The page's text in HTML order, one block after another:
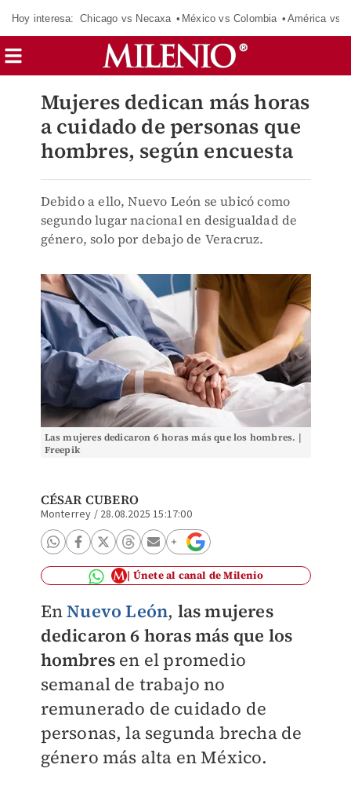
Hoy interesa: Chicago vs Necaxa México vs Colombia América vs
Mujeres dedican más horas
a cuidado de personas que
hombres, según encuesta
Debido a ello, Nuevo León se ubicó como
segundo lugar nacional en desigualdad de
género, solo por debajo de Veracruz.
Las mujeres dedicaron 6 horas más que los hombres. |
Freepik
CÉSAR CUBERO
Monterrey / 28.08.2025 15:17:00
Únete al canal de Milenio
EnNuevo León, las mujeres
dedicaron 6 horas más que los
hombresen el promedio
semanal de trabajo no
remunerado de cuidado de
personas, la segunda brecha de
género más alta en México.